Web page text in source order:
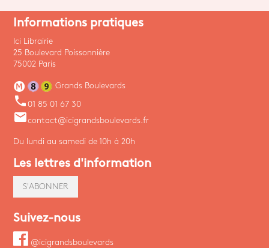
Informations pratiques
Ici Librairie
25 Boulevard Poissonnière
75002 Paris
Grands Boulevards
phone 01 85 01 67 30
emailcontact@icigrandsboulevards.fr
Du lundi au samedi de 10h à 20h
Les lettres d'information
S'ABONNER
Suivez-nous
@icigrandsboulevards